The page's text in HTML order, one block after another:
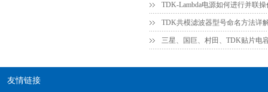
TDK共模滤波器型号命名方法详
三星、国巨、村田、TDK贴片电
友情链接